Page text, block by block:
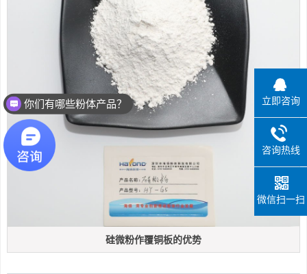
硅微粉作覆铜板的优势
立即咨询
咨询热线
微信扫一扫
你们有哪些粉体产品？